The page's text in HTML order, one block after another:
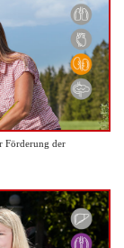
Förderung der